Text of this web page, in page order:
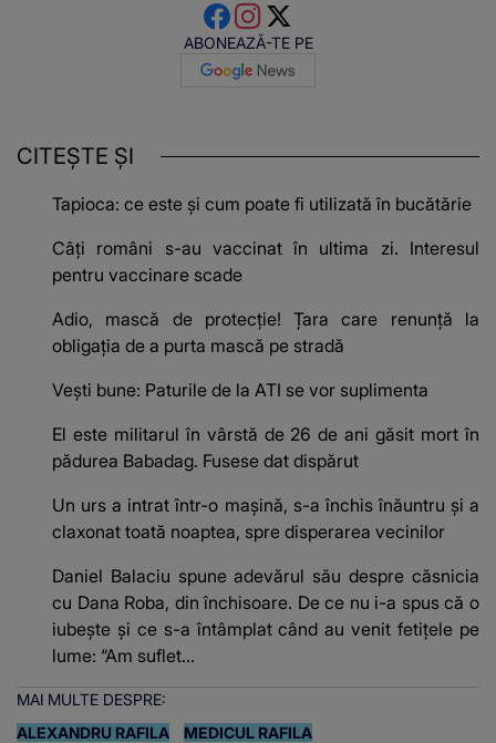
ABONEAZĂ-TE PE
CITEȘTE ȘI
Tapioca: ce este și cum poate fi utilizată în bucătărie
Câți români s-au vaccinat în ultima zi. Interesul
pentru vaccinare scade
Adio, mască de protecție! Țara care renunță la
obligația de a purta mască pe stradă
Vești bune: Paturile de la ATI se vor suplimenta
El este militarul în vârstă de 26 de ani găsit mort în
pădurea Babadag. Fusese dat dispărut
Un urs a intrat într-o mașină, s-a închis înăuntru și a
claxonat toată noaptea, spre disperarea vecinilor
Daniel Balaciu spune adevărul său despre căsnicia
cu Dana Roba, din închisoare. De ce nu i-a spus că o
iubește și ce s-a întâmplat când au venit fetițele pe
lume: “Am suflet...
MAI MULTE DESPRE:
ALEXANDRU RAFILA
MEDICUL RAFILA